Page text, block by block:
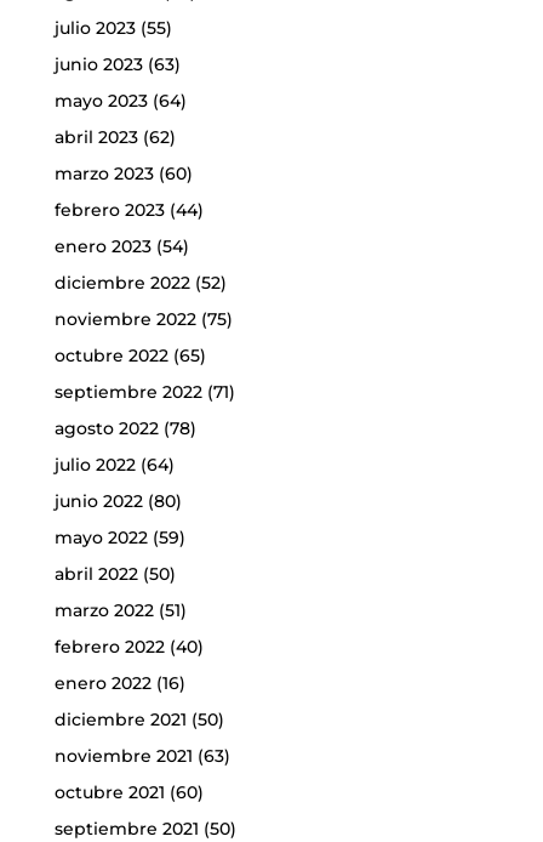
julio 2023(55)
junio 2023(63)
mayo 2023(64)
abril 2023(62)
marzo 2023(60)
febrero 2023(44)
enero 2023(54)
diciembre 2022(52)
noviembre 2022(75)
octubre 2022(65)
septiembre 2022(71)
agosto 2022(78)
julio 2022(64)
junio 2022(80)
mayo 2022(59)
abril 2022(50)
marzo 2022(51)
febrero 2022(40)
enero 2022(16)
diciembre 2021 (50)
noviembre 2021 (63)
octubre 2021 (60)
septiembre 2021 (50)